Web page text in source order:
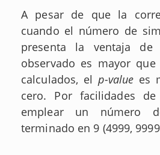
A pesar de que la
cuando el número de
presenta la ventaja
observado es mayor
calculados, elp-value es
cero. Por facilidades
emplear un número
terminado en 9 (4999,